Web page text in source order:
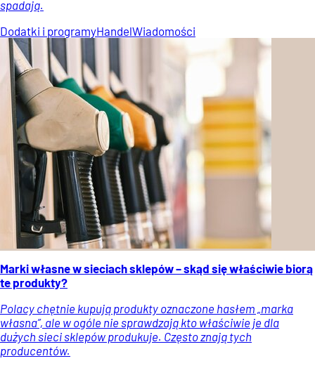
spadają.
Dodatki i programyHandelWiadomości
Marki własne w sieciach sklepów – skąd się właściwie biorą
te produkty?
Polacy chętnie kupują produkty oznaczone hasłem „marka
własna”, ale w ogóle nie sprawdzają kto właściwie je dla
dużych sieci sklepów produkuje. Często znają tych
producentów.